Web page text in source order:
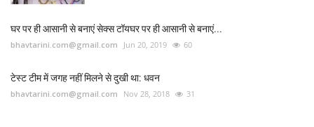
घर पर ही आसानी से बनाएं सेक्स टॉयघर पर ही आसानी से बनाएं...
bhavtarini.com@gmail.com Jun 20, 2019 60
टेस्ट टीम में जगह नहीं मिलने से दुखी था: धवन
bhavtarini.com@gmail.com Nov 28, 2018 31